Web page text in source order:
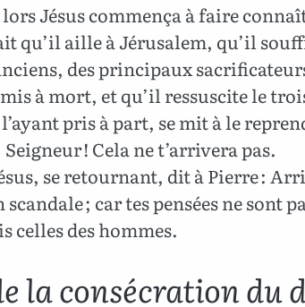
lors Jésus commença à faire
qu’il aille à Jérusalem, qu’il
des principaux
à mort, et qu’il ressuscite le
pris à part, se mit à le
! Cela ne t’arrivera pas.
se retournant, dit à Pierre :
scandale ; car tes pensées ne sont
celles des hommes.
la consécration du